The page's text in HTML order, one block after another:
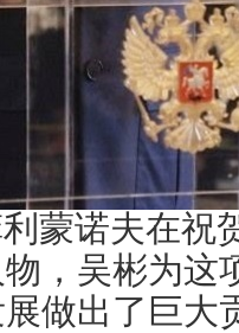
蒙诺夫在祝
，吴彬为这
做出了巨大